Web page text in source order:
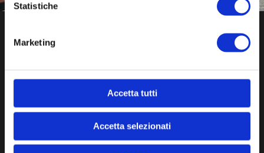
Statistiche
Marketing
Accetta tutti
Accetta selezionati
Chi siamo